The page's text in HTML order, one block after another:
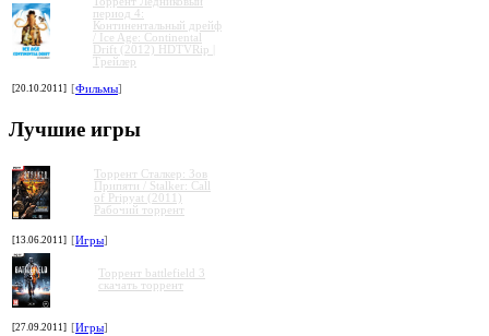
период 4:
Континентальный дрейф
/ Ice Age: Continental
Drift (2012) HDTVRip |
Трейлер
[20.10.2011] [Фильмы]
Лучшие игры
Торрент Сталкер: Зов
Припяти / Stalker: Call
of Pripyat (2011)
Рабочий торрент
[13.06.2011] [Игры]
Торрент battlefield 3
скачать торрент
[27.09.2011] [Игры]